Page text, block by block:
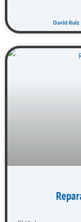
David Ruiz